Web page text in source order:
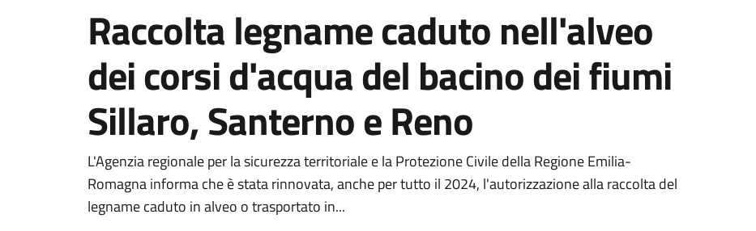
Raccolta legname caduto nell'alveo
dei corsi d'acqua del bacino dei fiumi
Sillaro, Santerno e Reno
Dettagli della notizia
L'Agenzia regionale per la sicurezza territoriale e la Protezione Civile della Regione Emilia-
Romagna informa che è stata rinnovata, anche per tutto il 2024, l'autorizzazione alla raccolta del
legname caduto in alveo o trasportato in...